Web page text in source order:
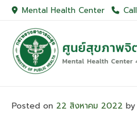
Skip
content
Mental Health Center
Posted on 22 สิงหาคม 2022 by